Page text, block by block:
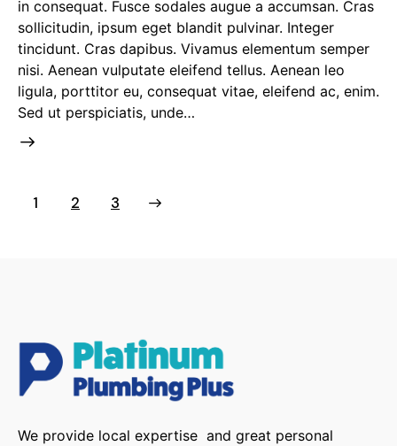
in consequat. Fusce sodales augue a accumsan. Cras
sollicitudin, ipsum eget blandit pulvinar. Integer
tincidunt. Cras dapibus. Vivamus elementum semper
nisi. Aenean vulputate eleifend tellus. Aenean leo
ligula, porttitor eu, consequat vitae, eleifend ac, enim.
Sed ut perspiciatis, unde…
1 2 3
We provide local expertise and great personal